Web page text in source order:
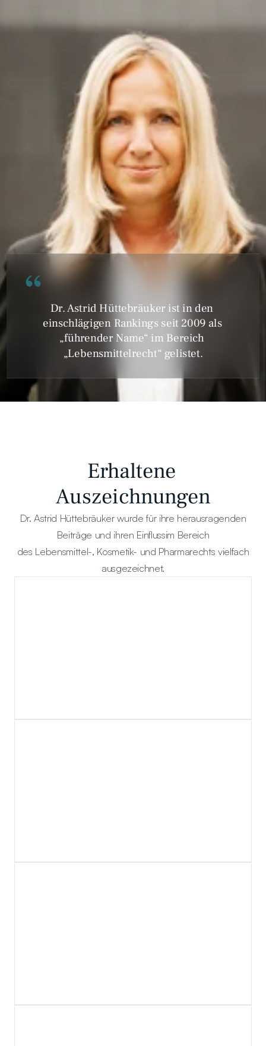
Dr. Astrid Hüttebräuker ist in den
einschlägigen Rankings seit 2009 als
„führender Name“ im Bereich
„Lebensmittelrecht“ gelistet.
Erhaltene
Auszeichnungen
Dr. Astrid Hüttebräuker wurde für ihre herausragenden
Beiträge und ihren Einflussim Bereich
des Lebensmittel-, Kosmetik- und Pharmarechts vielfach
ausgezeichnet.